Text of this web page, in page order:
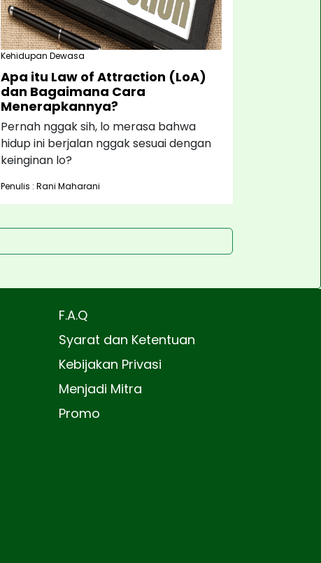
Kehidupan Dewasa
Apa itu Law of Attraction (LoA)
dan Bagaimana Cara
Menerapkannya?
Pernah nggak sih, lo merasa bahwa
hidup ini berjalan nggak sesuai dengan
keinginan lo?
Penulis : Rani Maharani
F.A.Q
Syarat dan Ketentuan
Kebijakan Privasi
Menjadi Mitra
Promo